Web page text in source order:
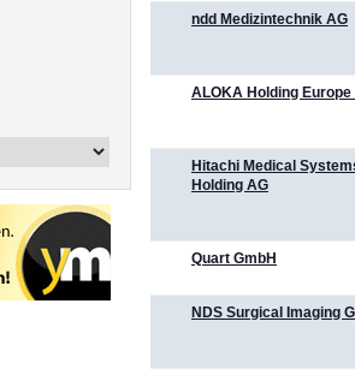
ndd Medizintechnik AG
ALOKA Holding Europe
Hitachi Medical
Holding AG
Quart GmbH
NDS Surgical Imaging